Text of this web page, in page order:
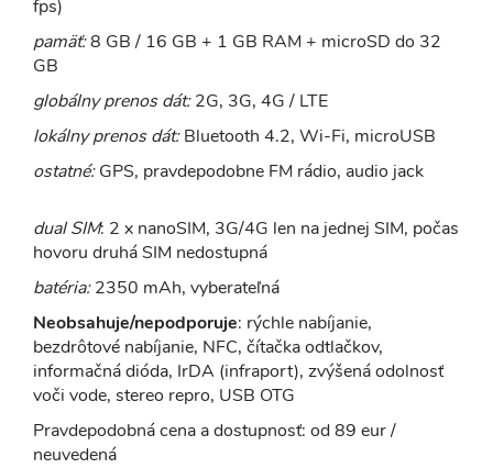
fps)
pamäť:8 GB / 16 GB + 1 GB RAM + microSD do 32
GB
globálny prenos dát:2G, 3G, 4G / LTE
lokálny prenos dát:Bluetooth 4.2, Wi-Fi, microUSB
ostatné:GPS, pravdepodobne FM rádio, audio jack
dual SIM: 2 x nanoSIM, 3G/4G len na jednej SIM, počas
hovoru druhá SIM nedostupná
batéria:2350 mAh, vyberateľná
Neobsahuje/nepodporuje: rýchle nabíjanie,
bezdrôtové nabíjanie, NFC, čítačka odtlačkov,
informačná dióda, IrDA (infraport), zvýšená odolnosť
voči vode, stereo repro, USB OTG
Pravdepodobná cena a dostupnosť: od 89 eur /
neuvedená